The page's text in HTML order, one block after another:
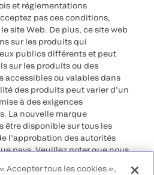
et réglementations
pas ces conditions,
site Web. De plus, ce site web
sur les produits qui
publics différents et peut
sur les produits ou des
accessibles ou valables dans
des produits peut varier d’un
à des exigences
La nouvelle marque
être disponible sur tous les
l’approbation des autorités
pays. Veuillez noter que nous
Accepter tous les cookies »,